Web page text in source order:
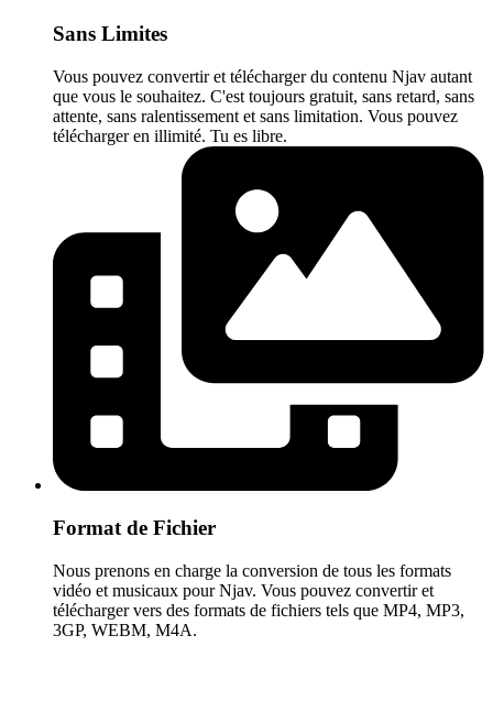
Sans Limites
Vous pouvez convertir et télécharger du contenu Njav autant
que vous le souhaitez. C'est toujours gratuit, sans retard, sans
attente, sans ralentissement et sans limitation. Vous pouvez
télécharger en illimité. Tu es libre.
Format de Fichier
Nous prenons en charge la conversion de tous les formats
vidéo et musicaux pour Njav. Vous pouvez convertir et
télécharger vers des formats de fichiers tels que MP4, MP3,
3GP, WEBM, M4A.